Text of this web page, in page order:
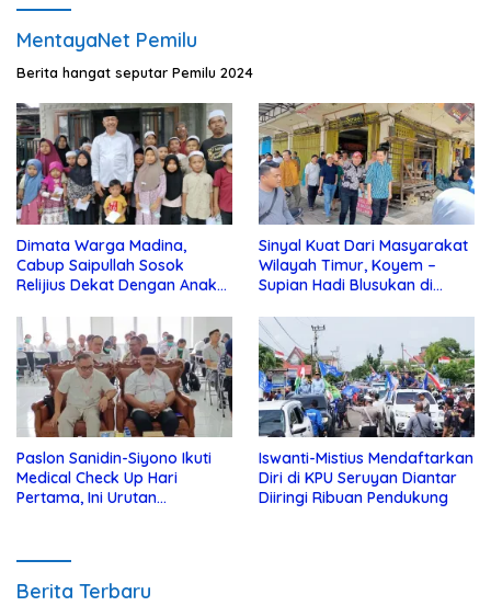
MentayaNet Pemilu
Berita hangat seputar Pemilu 2024
Dimata Warga Madina,
Cabup Saipullah Sosok
Relijius Dekat Dengan Anak
Sinyal Kuat Dari Masyarakat
Wilayah Timur, Koyem –
Supian Hadi Blusukan di
Paslon Sanidin-Siyono Ikuti
Medical Check Up Hari
Pertama, Ini Urutan
Iswanti-Mistius Mendaftarkan
Diri di KPU Seruyan Diantar
Diiringi Ribuan Pendukung
Berita Terbaru